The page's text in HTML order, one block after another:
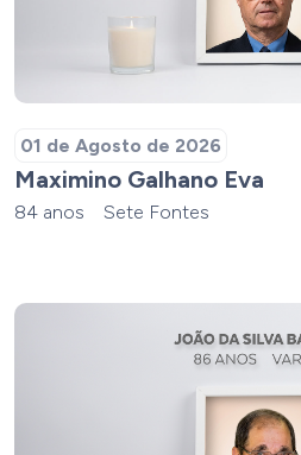
01 de Agosto de 2026
Maximino Galhano Eva
84 anos Sete Fontes